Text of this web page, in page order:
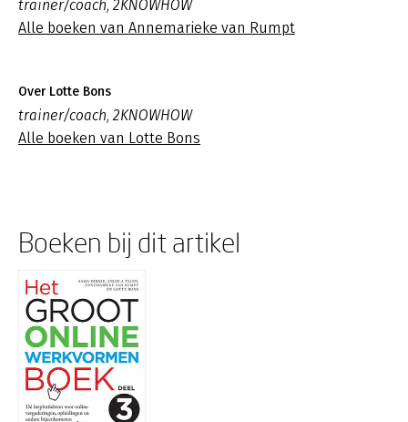
trainer/coach, 2KNOWHOW
Alle boeken van Annemarieke van Rumpt
Over Lotte Bons
trainer/coach, 2KNOWHOW
Alle boeken van Lotte Bons
Boeken bij dit artikel